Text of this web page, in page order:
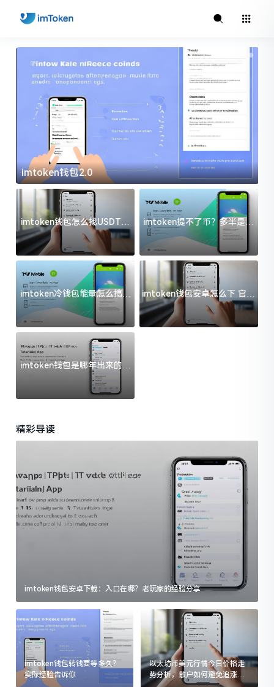
imtoken钱包2.0
imtoken钱包怎么找USDT地
址？三步搞定不踩坑
imtoken提不了币？多半是这
几件事没处理好
imtoken冷钱包能量怎么搞？
过来人告诉你门道
imtoken钱包安卓怎么下 官方
渠道避坑指南
imtoken钱包是哪年出来的？
一文给你说清楚
精彩导读
imtoken钱包安卓下载：入口在哪？老玩家的经验分享
imtoken钱包转钱要等多久？
实际经验告诉你
以太坊币美元行情今日价格走
势分析，散户如何避免追涨杀